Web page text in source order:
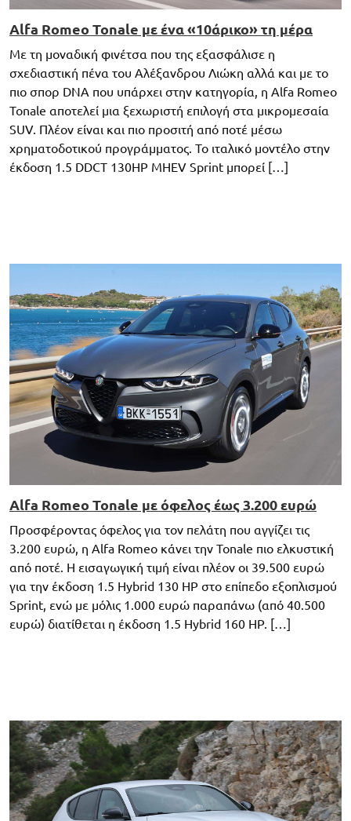
Alfa Romeo Tonale με ένα «10άρικο» τη μέρα
Με τη μοναδική φινέτσα που της εξασφάλισε η
σχεδιαστική πένα του Αλέξανδρου Λιώκη αλλά και με το
πιο σπορ DNA που υπάρχει στην κατηγορία, η Alfa Romeo
Tonale αποτελεί μια ξεχωριστή επιλογή στα μικρομεσαία
SUV. Πλέον είναι και πιο προσιτή από ποτέ μέσω
χρηματοδοτικού προγράμματος. Το ιταλικό μοντέλο στην
έκδοση 1.5 DDCT 130HP MHEV Sprint μπορεί […]
Alfa Romeo Tonale με όφελος έως 3.200 ευρώ
Προσφέροντας όφελος για τον πελάτη που αγγίζει τις
3.200 ευρώ, η Alfa Romeo κάνει την Tonale πιο ελκυστική
από ποτέ. Η εισαγωγική τιμή είναι πλέον οι 39.500 ευρώ
για την έκδοση 1.5 Hybrid 130 HP στο επίπεδο εξοπλισμού
Sprint, ενώ με μόλις 1.000 ευρώ παραπάνω (από 40.500
ευρώ) διατίθεται η έκδοση 1.5 Hybrid 160 HP. […]